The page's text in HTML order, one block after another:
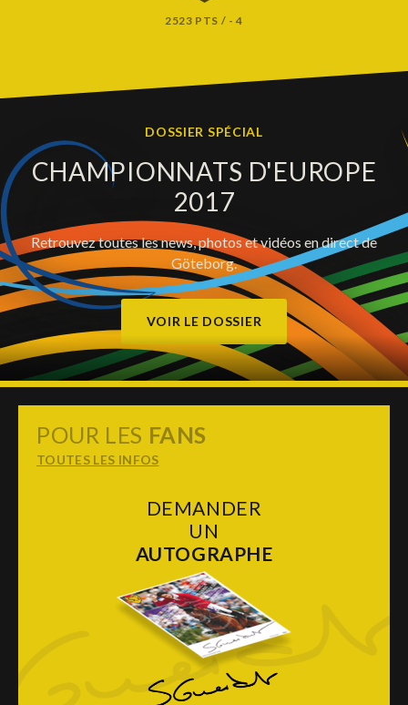
2523 PTS / - 4
DOSSIER SPÉCIAL
CHAMPIONNATS D'EUROPE
2017
Retrouvez toutes les news, photos et vidéos en direct de
Göteborg.
VOIR LE DOSSIER
POUR LES FANS
TOUTES LES INFOS
DEMANDER
UN
AUTOGRAPHE